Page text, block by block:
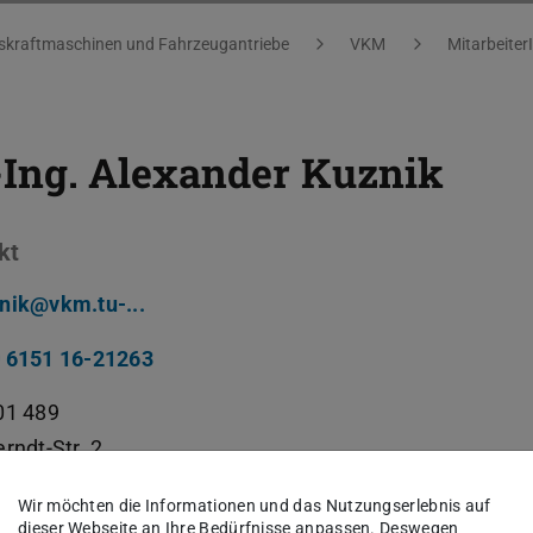
und Fahrzeugantriebe VKM
Alexander Kuznik
...
6151 16-21263
489
Str. 2
Wir möchten die Informationen und das Nutzungserlebnis auf
dieser Webseite an Ihre Bedürfnisse anpassen. Deswegen